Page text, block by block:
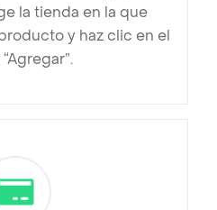
la tienda en la que
y haz clic en el